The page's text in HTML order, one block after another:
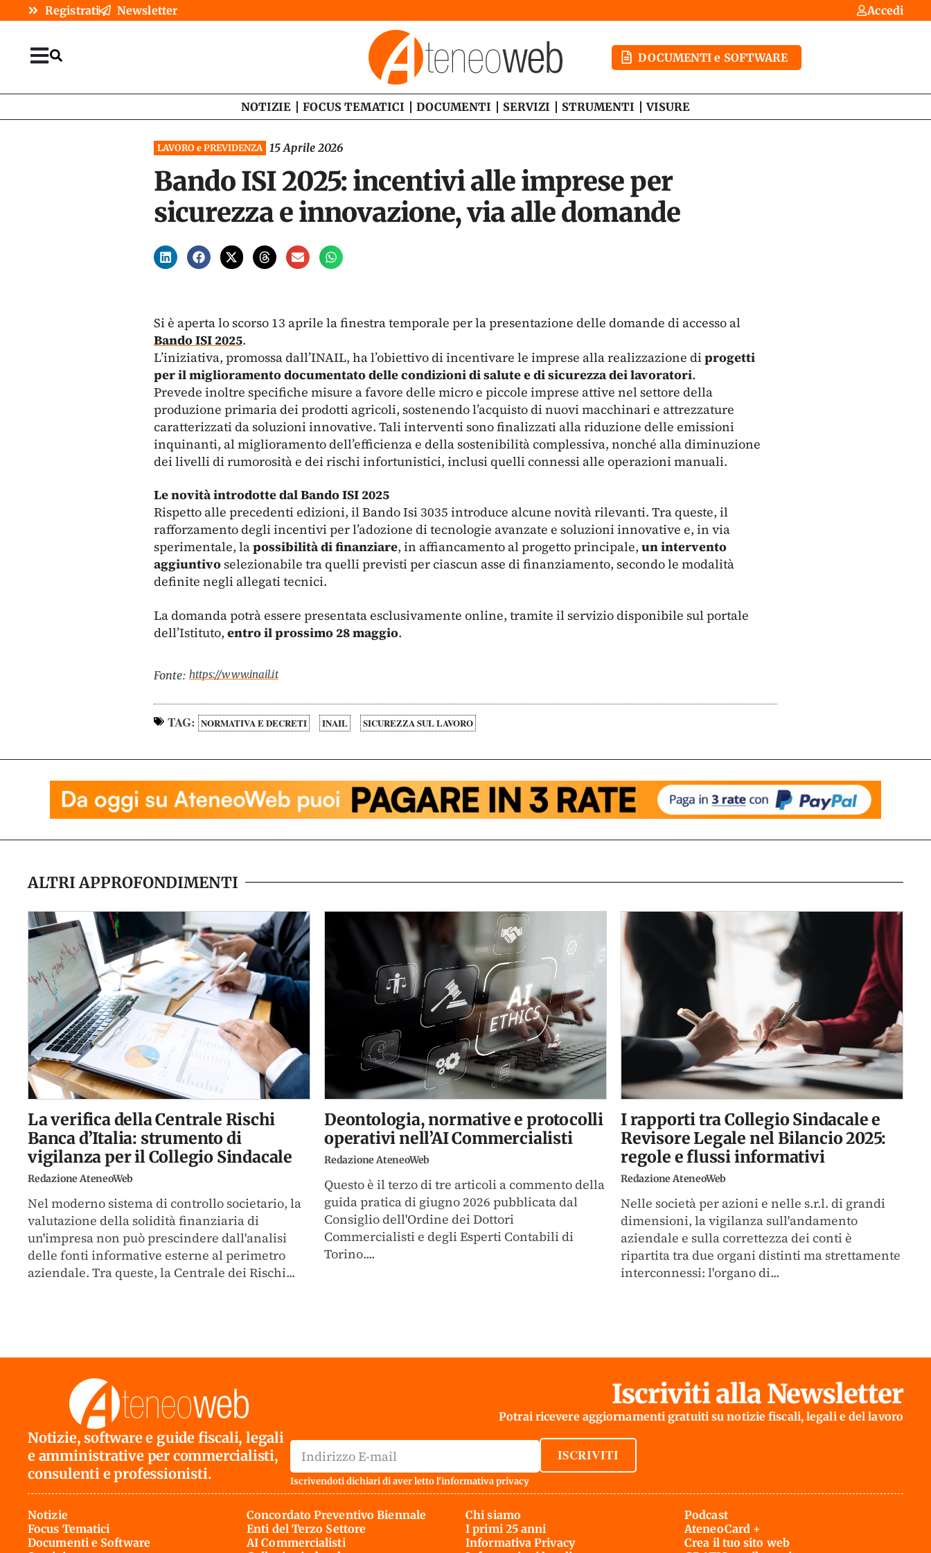
Registrati Newsletter Accedi
DOCUMENTI e SOFTWARE
NOTIZIE FOCUS TEMATICI DOCUMENTI SERVIZI STRUMENTI VISURE
LAVORO e PREVIDENZA 15 Aprile 2026
Bando ISI 2025: incentivi alle imprese per
sicurezza e innovazione, via alle domande
Si è aperta lo scorso 13 aprile la finestra temporale per la presentazione delle domande di accesso al
Bando ISI 2025.
L’iniziativa, promossa dall’INAIL, ha l’obiettivo di incentivare le imprese alla realizzazione diprogetti
per il miglioramento documentato delle condizioni di salute e di sicurezza dei lavoratori.
Prevede inoltre specifiche misure a favore delle micro e piccole imprese attive nel settore della
produzione primaria dei prodotti agricoli, sostenendo l’acquisto di nuovi macchinari e attrezzature
caratterizzati da soluzioni innovative. Tali interventi sono finalizzati alla riduzione delle emissioni
inquinanti, al miglioramento dell’efficienza e della sostenibilità complessiva, nonché alla diminuzione
dei livelli di rumorosità e dei rischi infortunistici, inclusi quelli connessi alle operazioni manuali.
Le novità introdotte dal Bando ISI 2025
Rispetto alle precedenti edizioni, il Bando Isi 3035 introduce alcune novità rilevanti. Tra queste, il
rafforzamento degli incentivi per l’adozione di tecnologie avanzate e soluzioni innovative e, in via
sperimentale, lapossibilità di finanziare, in affiancamento al progetto principale, un intervento
aggiuntivo selezionabile tra quelli previsti per ciascun asse di finanziamento, secondo le modalità
definite negli allegati tecnici.
La domanda potrà essere presentata esclusivamente online, tramite il servizio disponibile sul portale
dell’Istituto, entro il prossimo 28 maggio.
Fonte: https://www.inail.it
TAG: NORMATIVA E DECRETI INAIL SICUREZZA SUL LAVORO
ALTRI APPROFONDIMENTI
La verifica della Centrale Rischi
Banca d’Italia: strumento di
vigilanza per il Collegio Sindacale
Redazione AteneoWeb
Nel moderno sistema di controllo societario, la
valutazione della solidità finanziaria di
un'impresa non può prescindere dall'analisi
delle fonti informative esterne al perimetro
aziendale. Tra queste, la Centrale dei Rischi...
Deontologia, normative e protocolli
operativi nell’AI Commercialisti
Redazione AteneoWeb
Questo è il terzo di tre articoli a commento della
guida pratica di giugno 2026 pubblicata dal
Consiglio dell'Ordine dei Dottori
Commercialisti e degli Esperti Contabili di
Torino....
I rapporti tra Collegio Sindacale e
Revisore Legale nel Bilancio 2025:
regole e flussi informativi
Redazione AteneoWeb
Nelle società per azioni e nelle s.r.l. di grandi
dimensioni, la vigilanza sull'andamento
aziendale e sulla correttezza dei conti è
ripartita tra due organi distinti ma strettamente
interconnessi: l'organo di...
Notizie, software e guide fiscali, legali
e amministrative per commercialisti,
consulenti e professionisti.
Iscriviti alla Newsletter
Potrai ricevere aggiornamenti gratuiti su notizie fiscali, legali e del lavoro
ISCRIVITI
Iscrivendoti dichiari di aver letto l'informativa privacy
Notizie
Focus Tematici
Documenti e Software
Concordato Preventivo Biennale
Enti del Terzo Settore
AI Commercialisti
Chi siamo
I primi 25 anni
Informativa Privacy
Podcast
AteneoCard +
Crea il tuo sito web